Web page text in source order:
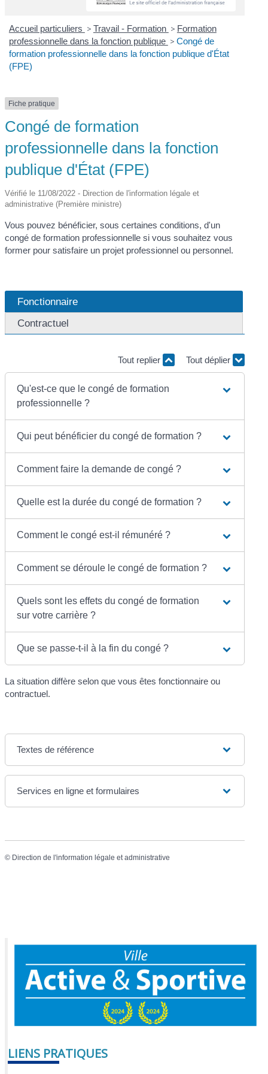
Accueil particuliers > Travail - Formation > Formation
professionnelle dans la fonction publique > Congé de
formation professionnelle dans la fonction publique d'État
(FPE)
Fiche pratique
Congé de formation
professionnelle dans la fonction
publique d'État (FPE)
Vérifié le 11/08/2022 - Direction de l'information légale et
administrative (Première ministre)
Vous pouvez bénéficier, sous certaines conditions, d'un
congé de formation professionnelle si vous souhaitez vous
former pour satisfaire un projet professionnel ou personnel.
Fonctionnaire
Contractuel
Tout replier Tout déplier
Qu'est-ce que le congé de formation
professionnelle ?
Qui peut bénéficier du congé de formation ?
Comment faire la demande de congé ?
Quelle est la durée du congé de formation ?
Comment le congé est-il rémunéré ?
Comment se déroule le congé de formation ?
Quels sont les effets du congé de formation
sur votre carrière ?
Que se passe-t-il à la fin du congé ?
La situation diffère selon que vous êtes fonctionnaire ou
contractuel.
Textes de référence
Services en ligne et formulaires
© Direction de l'information légale et administrative
LIENS PRATIQUES